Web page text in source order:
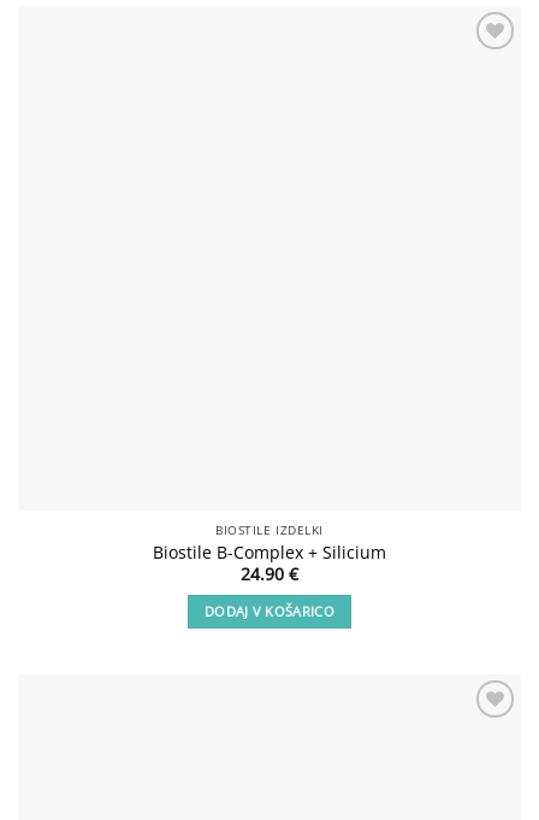
BIOSTILE IZDELKI
Biostile B-Complex + Silicium
24.90 €
DODAJ V KOŠARICO